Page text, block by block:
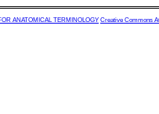
ANATOMICAL TERMINOLOGY Creative Commons